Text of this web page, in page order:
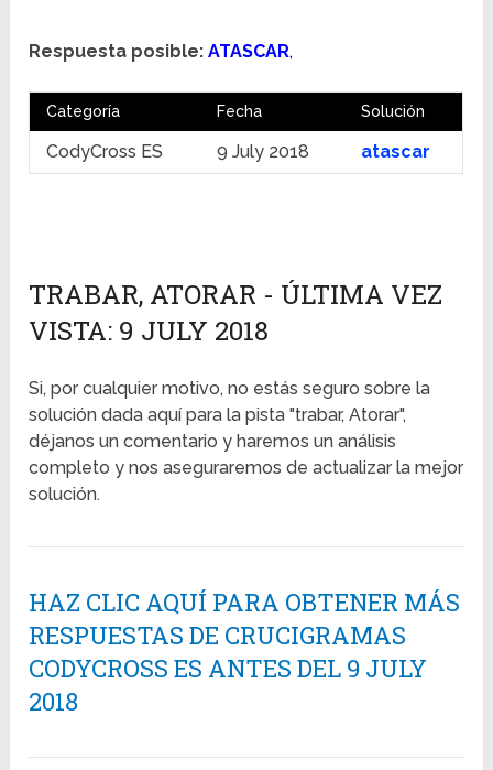
Respuesta posible: ATASCAR,
Categoría Fecha Solución
CodyCross ES 9 July 2018 atascar
TRABAR, ATORAR - ÚLTIMA VEZ
VISTA: 9 JULY 2018
Si, por cualquier motivo, no estás seguro sobre la
solución dada aquí para la pista "trabar, Atorar",
déjanos un comentario y haremos un análisis
completo y nos aseguraremos de actualizar la mejor
solución.
HAZ CLIC AQUÍ PARA OBTENER MÁS
RESPUESTAS DE CRUCIGRAMAS
CODYCROSS ES ANTES DEL 9 JULY
2018